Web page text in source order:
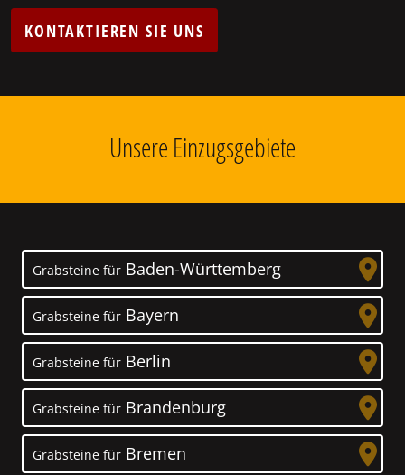
KONTAKTIEREN SIE UNS
Unsere Einzugsgebiete
Grabsteine für Baden-Württemberg
Grabsteine für Bayern
Grabsteine für Berlin
Grabsteine für Brandenburg
Grabsteine für Bremen